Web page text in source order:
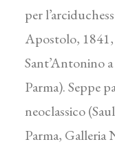
per
Apostolo, 1841,
Sant’Antonino
Parma). Seppe
neoclassico
Parma, Galleria